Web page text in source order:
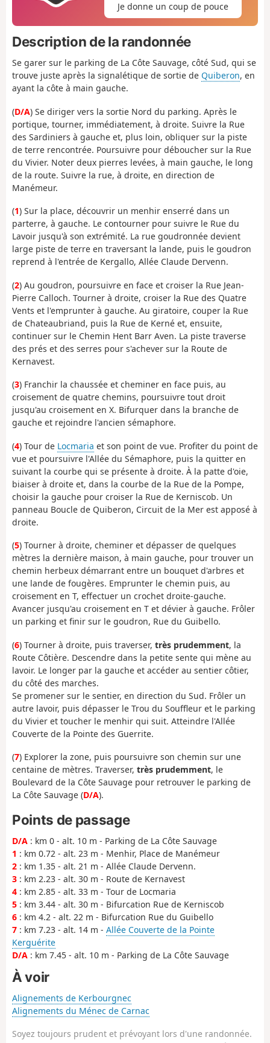
Je donne un coup de pouce
Description de la randonnée
Se garer sur le parking de La Côte Sauvage, côté Sud, qui se
trouve juste après la signalétique de sortie de Quiberon, en
ayant la côte à main gauche.
(D/A) Se diriger vers la sortie Nord du parking. Après le
portique, tourner, immédiatement, à droite. Suivre la Rue
des Sardiniers à gauche et, plus loin, obliquer sur la piste
de terre rencontrée. Poursuivre pour déboucher sur la Rue
du Vivier. Noter deux pierres levées, à main gauche, le long
de la route. Suivre la rue, à droite, en direction de
Manémeur.
(1) Sur la place, découvrir un menhir enserré dans un
parterre, à gauche. Le contourner pour suivre le Rue du
Lavoir jusqu'à son extrémité. La rue goudronnée devient
large piste de terre en traversant la lande, puis le goudron
reprend à l'entrée de Kergallo, Allée Claude Dervenn.
(2) Au goudron, poursuivre en face et croiser la Rue Jean-
Pierre Calloch. Tourner à droite, croiser la Rue des Quatre
Vents et l'emprunter à gauche. Au giratoire, couper la Rue
de Chateaubriand, puis la Rue de Kerné et, ensuite,
continuer sur le Chemin Hent Barr Aven. La piste traverse
des prés et des serres pour s'achever sur la Route de
Kernavest.
(3) Franchir la chaussée et cheminer en face puis, au
croisement de quatre chemins, poursuivre tout droit
jusqu'au croisement en X. Bifurquer dans la branche de
gauche et rejoindre l'ancien sémaphore.
(4) Tour de Locmaria et son point de vue. Profiter du point de
vue et poursuivre l'Allée du Sémaphore, puis la quitter en
suivant la courbe qui se présente à droite. À la patte d'oie,
biaiser à droite et, dans la courbe de la Rue de la Pompe,
choisir la gauche pour croiser la Rue de Kerniscob. Un
panneau Boucle de Quiberon, Circuit de la Mer est apposé à
droite.
(5) Tourner à droite, cheminer et dépasser de quelques
mètres la dernière maison, à main gauche, pour trouver un
chemin herbeux démarrant entre un bouquet d'arbres et
une lande de fougères. Emprunter le chemin puis, au
croisement en T, effectuer un crochet droite-gauche.
Avancer jusqu'au croisement en T et dévier à gauche. Frôler
un parking et finir sur le goudron, Rue du Guibello.
(6) Tourner à droite, puis traverser, très prudemment, la
Route Côtière. Descendre dans la petite sente qui mène au
lavoir. Le longer par la gauche et accéder au sentier côtier,
du côté des marches.
Se promener sur le sentier, en direction du Sud. Frôler un
autre lavoir, puis dépasser le Trou du Souffleur et le parking
du Vivier et toucher le menhir qui suit. Atteindre l'Allée
Couverte de la Pointe des Guerrite.
(7) Explorer la zone, puis poursuivre son chemin sur une
centaine de mètres. Traverser, très prudemment, le
Boulevard de la Côte Sauvage pour retrouver le parking de
La Côte Sauvage (D/A).
Points de passage
D/A : km 0 - alt. 10 m - Parking de La Côte Sauvage
1 : km 0.72 - alt. 23 m - Menhir, Place de Manémeur
2 : km 1.35 - alt. 21 m - Allée Claude Dervenn.
3 : km 2.23 - alt. 30 m - Route de Kernavest
4 : km 2.85 - alt. 33 m - Tour de Locmaria
5 : km 3.44 - alt. 30 m - Bifurcation Rue de Kerniscob
6 : km 4.2 - alt. 22 m - Bifurcation Rue du Guibello
7 : km 7.23 - alt. 14 m - Allée Couverte de la Pointe
Kerguérite
D/A : km 7.45 - alt. 10 m - Parking de La Côte Sauvage
À voir
Alignements de Kerbourgnec
Alignements du Ménec de Carnac
Soyez toujours prudent et prévoyant lors d'une randonnée.